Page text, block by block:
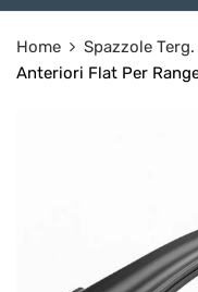
Home Spazzole Terg.
Anteriori Flat Per